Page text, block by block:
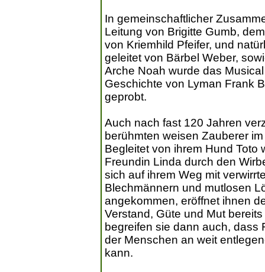
In gemeinschaftlicher
Leitung von Brigitte Gumb,
von Kriemhild Pfeifer, und
geleitet von Bärbel Weber,
Arche Noah wurde das
Geschichte von Lyman Frank
geprobt.
Auch nach fast 120 Jahren
berühmten weisen Zauberer
Begleitet von ihrem Hund Toto
Freundin Linda durch den
sich auf ihrem Weg mit
Blechmännern und mutlosen
angekommen, eröffnet ihnen
Verstand, Güte und Mut
begreifen sie dann auch, dass
der Menschen an weit
kann.